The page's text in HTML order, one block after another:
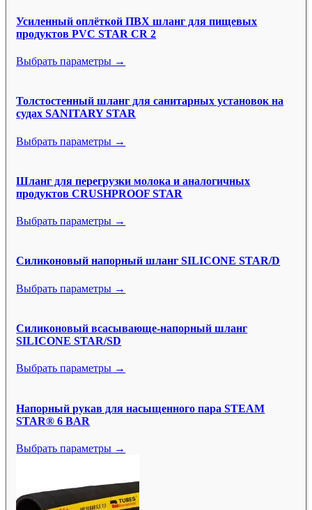
Усиленный оплёткой ПВХ шланг для пищевых
продуктов PVC STAR CR 2
Выбрать параметры →
Толстостенный шланг для санитарных установок на
судах SANITARY STAR
Выбрать параметры →
Шланг для перегрузки молока и аналогичных
продуктов CRUSHPROOF STAR
Выбрать параметры →
Силиконовый напорный шланг SILICONE STAR/D
Выбрать параметры →
Силиконовый всасывающе-напорный шланг
SILICONE STAR/SD
Выбрать параметры →
Напорный рукав для насыщенного пара STEAM
STAR® 6 BAR
Выбрать параметры →